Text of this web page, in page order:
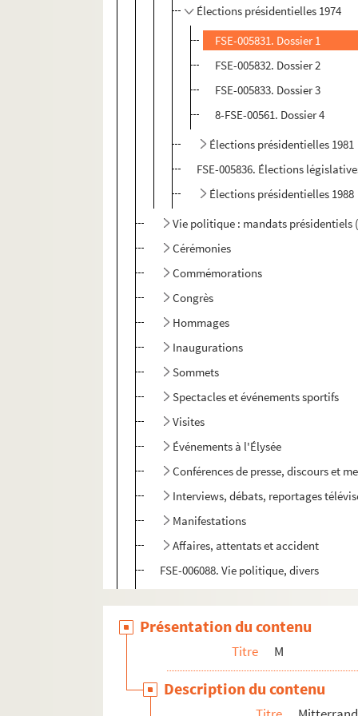
Élections présidentielles 1974
FSE-005831. Dossier 1
FSE-005832. Dossier 2
FSE-005833. Dossier 3
8-FSE-00561. Dossier 4
Élections présidentielles 1981
FSE-005836. Élections
Élections présidentielles 1988
Vie politique : mandats présidentiels
Cérémonies
Commémorations
Congrès
Hommages
Inaugurations
Sommets
Spectacles et événements sportifs
Visites
Événements à l'Élysée
Conférences de presse, discours et
Interviews, débats, reportages
Manifestations
Affaires, attentats et accident
FSE-006088. Vie politique, divers
Déplacements en France :
Déplacements en France : Bretagne
Déplacements en France : Centre-Val
Déplacements en France : Corse
Présentation du contenu
Titre M
Description du contenu